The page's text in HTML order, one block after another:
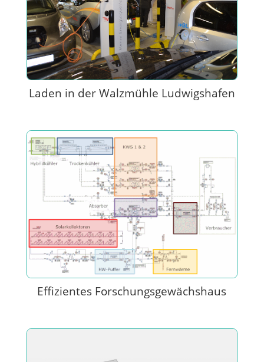
Laden in der Walzmühle Ludwigshafen
Effizientes Forschungsgewächshaus